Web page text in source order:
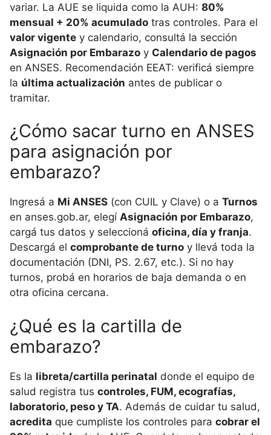
variar. La AUE se liquida como la AUH: 80%
mensual + 20% acumulado tras controles. Para el
valor vigente y calendario, consultá la sección
Asignación por Embarazo y Calendario de pagos
en ANSES. Recomendación EEAT: verificá siempre
la última actualización antes de publicar o
tramitar.
¿Cómo sacar turno en ANSES
para asignación por
embarazo?
Ingresá a Mi ANSES (con CUIL y Clave) o a Turnos
en anses.gob.ar, elegí Asignación por Embarazo,
cargá tus datos y seleccioná oficina, día y franja.
Descargá el comprobante de turno y llevá toda la
documentación (DNI, PS. 2.67, etc.). Si no hay
turnos, probá en horarios de baja demanda o en
otra oficina cercana.
¿Qué es la cartilla de
embarazo?
Es la libreta/cartilla perinatal donde el equipo de
salud registra tus controles, FUM, ecografías,
laboratorio, peso y TA. Además de cuidar tu salud,
acredita que cumpliste los controles para cobrar el